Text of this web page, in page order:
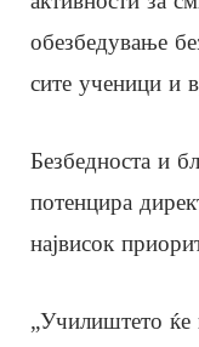
обезбедување
сите ученици и
Безбедноста и
потенцира
највисок
„Училиштето ќе